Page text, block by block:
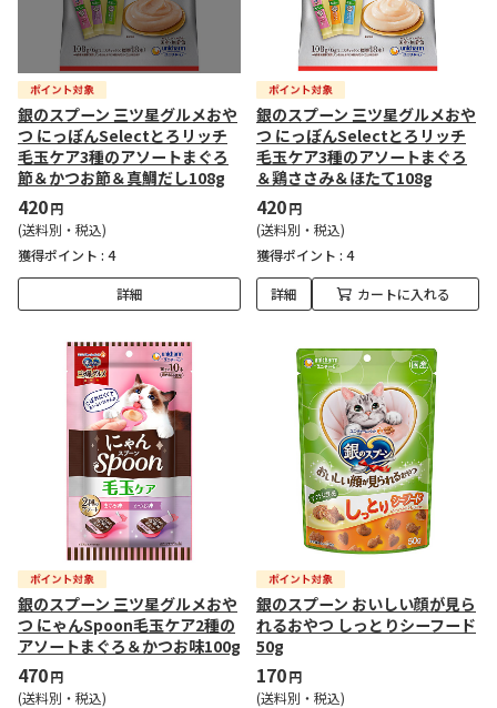
銀のスプーン 三ツ星グルメおや
つ にっぽんSelectとろリッチ
毛玉ケア3種のアソートまぐろ
節＆かつお節＆真鯛だし108g
420円
(送料別・税込)
獲得ポイント : 4
詳細
銀のスプーン 三ツ星グルメおや
つ にっぽんSelectとろリッチ
毛玉ケア3種のアソートまぐろ
＆鶏ささみ＆ほたて108g
420円
(送料別・税込)
獲得ポイント : 4
詳細 カートに入れる
銀のスプーン 三ツ星グルメおや
つ にゃんSpoon毛玉ケア2種の
アソートまぐろ＆かつお味100g
470円
(送料別・税込)
銀のスプーン おいしい顔が見ら
れるおやつ しっとりシーフード
50g
170円
(送料別・税込)